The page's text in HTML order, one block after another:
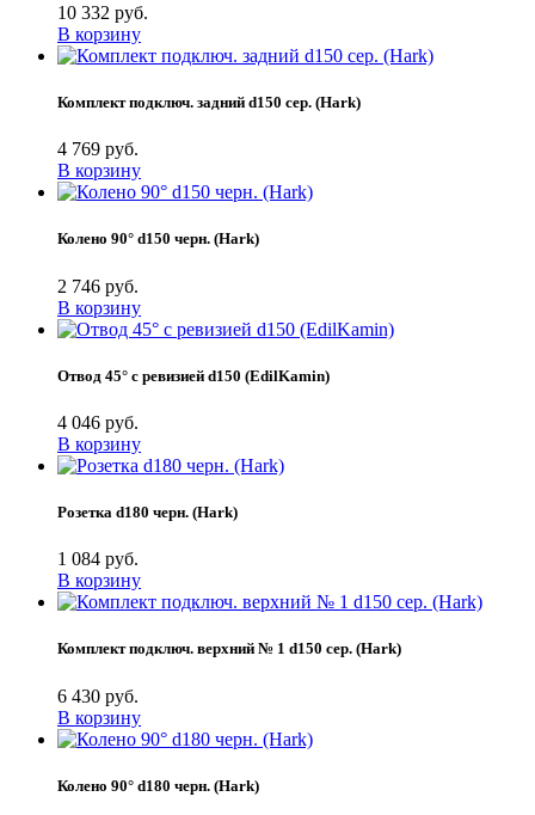
10 332 руб.
В корзину
Комплект подключ. задний d150 сер. (Hark)
4 769 руб.
В корзину
Колено 90° d150 черн. (Hark)
2 746 руб.
В корзину
Отвод 45° с ревизией d150 (EdilKamin)
4 046 руб.
В корзину
Розетка d180 черн. (Hark)
1 084 руб.
В корзину
Комплект подключ. верхний № 1 d150 сер. (Hark)
6 430 руб.
В корзину
Колено 90° d180 черн. (Hark)